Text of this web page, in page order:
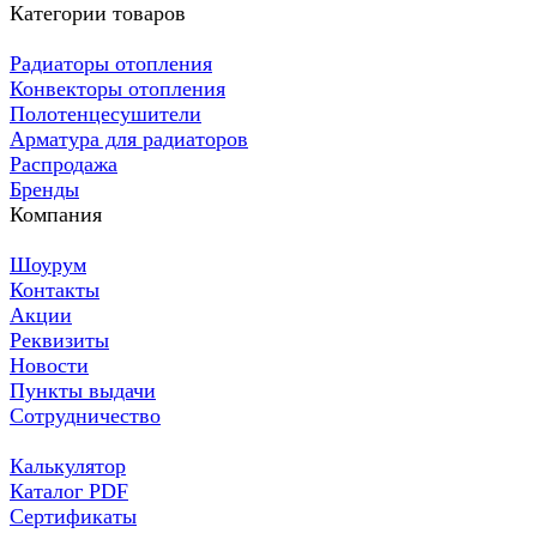
Категории товаров
Радиаторы отопления
Конвекторы отопления
Полотенцесушители
Арматура для радиаторов
Распродажа
Бренды
Компания
Шоурум
Контакты
Акции
Реквизиты
Новости
Пункты выдачи
Сотрудничество
Калькулятор
Каталог PDF
Сертификаты